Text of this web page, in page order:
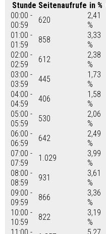
Stunde Seitenaufrufe in %
00:00 -
00:59
620
2,41
%
01:00 -
01:59
858
3,33
%
02:00 -
02:59
612
2,38
%
03:00 -
03:59
445
1,73
%
04:00 -
04:59
406
1,58
%
05:00 -
05:59
530
2,06
%
06:00 -
06:59
642
2,49
%
07:00 -
07:59
1.029
3,99
%
08:00 -
08:59
931
3,61
%
09:00 -
09:59
866
3,36
%
10:00 -
10:59
822
3,19
%